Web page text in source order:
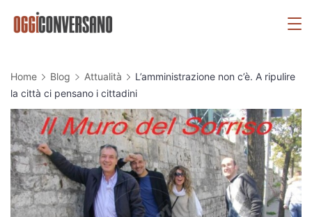
Home Blog Attualità
L’amministrazione non c’è. A ripulire
la città ci pensano i cittadini